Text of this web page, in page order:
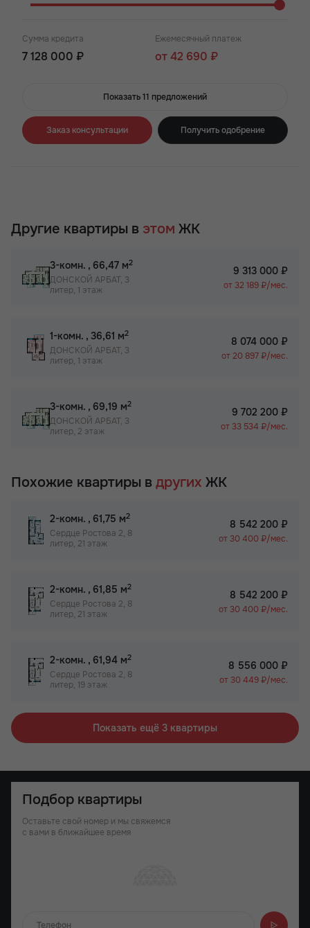
Сумма кредита
7 128 000 ₽
Ежемесячный платеж
от 42 690 ₽
Показать 11 предложений
Заказ консультации Получить одобрение
Другие квартиры в этом ЖК
3-комн. , 66,47 м2
ДОНСКОЙ АРБАТ, 3
литер, 1 этаж
9 313 000 ₽
от 32 189 ₽/мес.
1-комн. , 36,61 м2
ДОНСКОЙ АРБАТ, 3
литер, 1 этаж
8 074 000 ₽
от 20 897 ₽/мес.
3-комн. , 69,19 м2
ДОНСКОЙ АРБАТ, 3
литер, 2 этаж
9 702 200 ₽
от 33 534 ₽/мес.
Похожие квартиры в других ЖК
2-комн. , 61,75 м2
Сердце Ростова 2, 8
литер, 21 этаж
8 542 200 ₽
от 30 400 ₽/мес.
2-комн. , 61,85 м2
Сердце Ростова 2, 8
литер, 21 этаж
8 542 200 ₽
от 30 400 ₽/мес.
2-комн. , 61,94 м2
Сердце Ростова 2, 8
литер, 19 этаж
8 556 000 ₽
от 30 449 ₽/мес.
Показать ещё 3 квартиры
Подбор квартиры
Оставьте свой номер и мы свяжемся
с вами в ближайшее время